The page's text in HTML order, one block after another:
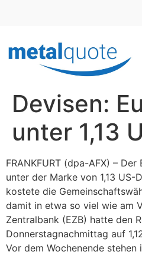
Devisen:
unter 1,13
FRANKFURT (dpa-AFX) –
unter der Marke von 1,13
kostete die
damit in etwa so viel wie am
Zentralbank (EZB) hatte den
Donnerstagnachmittag auf
Vor dem Wochenende stehen